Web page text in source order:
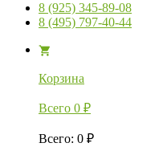
8 (925) 345-89-08
8 (495) 797-40-44
Корзина
Всего 0 ₽
Всего: 0 ₽